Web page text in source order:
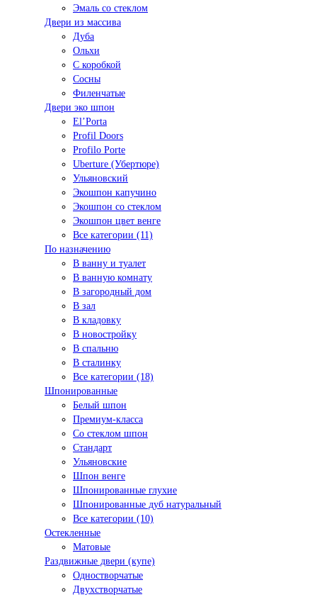
Эмаль со стеклом
Двери из массива
Дуба
Ольхи
С коробкой
Сосны
Филенчатые
Двери эко шпон
El’Porta
Profil Doors
Profilo Porte
Uberture (Убертюре)
Ульяновский
Экошпон капучино
Экошпон со стеклом
Экошпон цвет венге
Все категории (11)
По назначению
В ванну и туалет
В ванную комнату
В загородный дом
В зал
В кладовку
В новостройку
В спальню
В сталинку
Все категории (18)
Шпонированные
Белый шпон
Премиум-класса
Со стеклом шпон
Стандарт
Ульяновские
Шпон венге
Шпонированные глухие
Шпонированные дуб натуральный
Все категории (10)
Остекленные
Матовые
Раздвижные двери (купе)
Одностворчатые
Двухстворчатые